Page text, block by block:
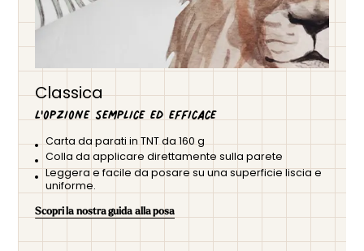
Classica
L'opzione semplice ed efficace
Carta da parati in TNT da 160 g
Colla da applicare direttamente sulla parete
Leggera e facile da posare su una superficie liscia e
uniforme.
Scopri la nostra guida alla posa